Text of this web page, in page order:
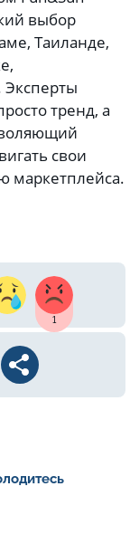
выбор
Таиланде,
Эксперты
тренд, а
свои
маркетплейса.
1